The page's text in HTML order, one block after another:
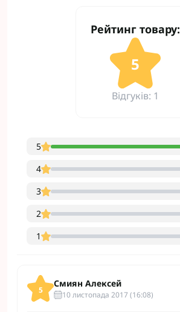
Рейтинг товару:
5
Відгуків: 1
5
4
3
2
1
5
Смиян Алексей
10 листопада 2017 (16:08)